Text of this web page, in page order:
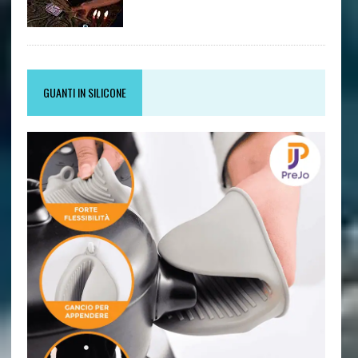
GUANTI IN SILICONE